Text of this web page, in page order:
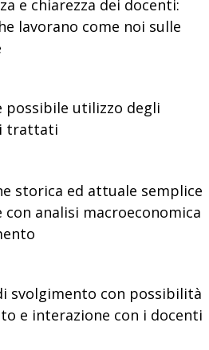
e chiarezza dei docenti:
lavorano come noi sulle
possibile utilizzo degli
trattati
storica ed attuale semplice
con analisi macroeconomica
svolgimento con possibilità
e interazione con i docenti